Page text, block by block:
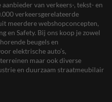
van verkeers-, tekst- en
verkeersgerelateerde
meerdere webshopconcepten,
en Safety. Bij ons koop je zowel
beugels en
elektrische auto’s,
maar ook diverse
en duurzaam straatmeubilair